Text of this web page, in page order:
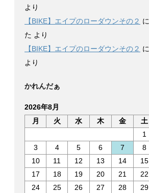
より
【BIKE】エイプのローダウンその２ に
た より
【BIKE】エイプのローダウンその２ に
より
かれんだぁ
2026年8月
月
火 水 木 金 土
1
3
4 5 6 7 8
10
11 12 13 14 15
17
18 19 20 21 22
24
25 26 27 28 29